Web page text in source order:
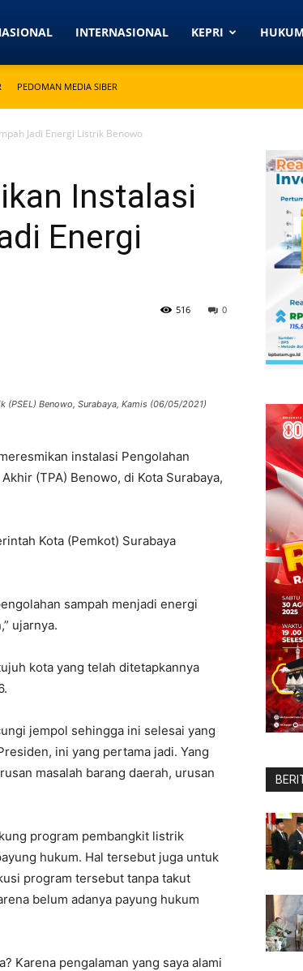
INTERNASIONAL KEPRI HUKUM
PEDOMAN MEDIA SIBER
Jadi Energi Listrik Benowo
Instalasi
Energi
0
516
(PSEL) Benowo, Surabaya, Kamis (06/05/2021)
instalasi Pengolahan
(TPA) Benowo, di Kota Surabaya,
Kota (Pemkot) Surabaya
sampah menjadi energi
ujarnya.
kota yang telah ditetapkannya
jempol sehingga ini selesai yang
ini yang pertama jadi. Yang
masalah barang daerah, urusan
program pembangkit listrik
hukum. Hal tersebut juga untuk
program tersebut tanpa takut
belum adanya payung hukum
Karena pengalaman yang saya alami